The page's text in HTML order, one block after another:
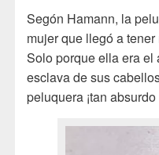
Segón Hamann, la
mujer que llegó a
Solo porque ella era
esclava de sus
peluquera ¡tan absurdo